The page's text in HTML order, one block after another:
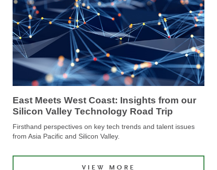
East Meets West Coast: Insights from our
Silicon Valley Technology Road Trip
Firsthand perspectives on key tech trends and talent issues
from Asia Pacific and Silicon Valley.
VIEW MORE